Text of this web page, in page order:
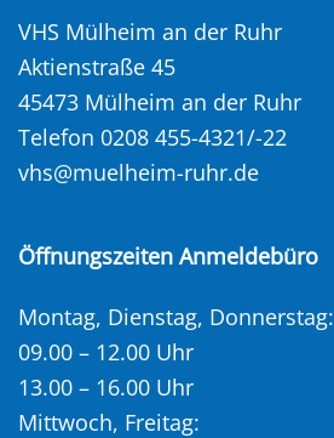
VHS Mülheim an der Ruhr
Aktienstraße 45
45473 Mülheim an der Ruhr
Telefon 0208 455-4321/-22
vhs@muelheim-ruhr.de
Öffnungszeiten Anmeldebüro
Montag, Dienstag, Donnerstag:
09.00 – 12.00 Uhr
13.00 – 16.00 Uhr
Mittwoch, Freitag: